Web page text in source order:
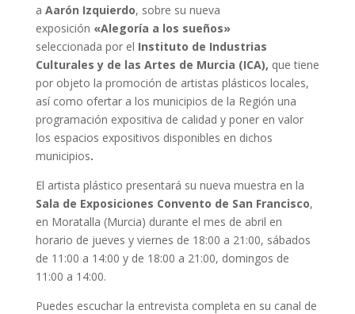
a Aarón Izquierdo, sobre su nueva
exposición «Alegoría a los sueños»
seleccionada por el Instituto de Industrias
Culturales y de las Artes de Murcia (ICA), que tiene
por objeto la promoción de artistas plásticos locales,
así como ofertar a los municipios de la Región una
programación expositiva de calidad y poner en valor
los espacios expositivos disponibles en dichos
municipios.
El artista plástico presentará su nueva muestra en la
Sala de Exposiciones Convento de San Francisco,
en Moratalla (Murcia) durante el mes de abril en
horario de jueves y viernes de 18:00 a 21:00, sábados
de 11:00 a 14:00 y de 18:00 a 21:00, domingos de
11:00 a 14:00.
Puedes escuchar la entrevista completa en su canal de